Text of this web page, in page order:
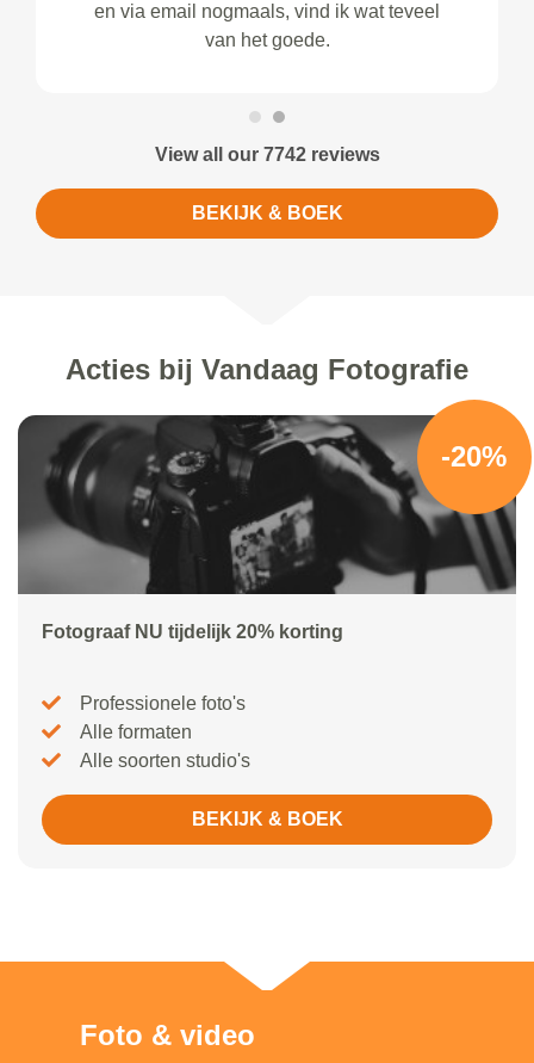
en via email nogmaals, vind ik wat teveel
van het goede.
View all our 7742 reviews
BEKIJK & BOEK
Acties bij Vandaag Fotografie
-20%
Fotograaf NU tijdelijk 20% korting
Professionele foto's
Alle formaten
Alle soorten studio's
BEKIJK & BOEK
Foto & video